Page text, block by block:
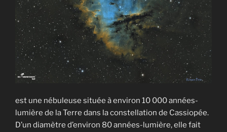
est une nébuleuse située à environ 10 000 années-
lumière de la Terre dans la constellation de Cassiopée.
D’un diamètre d’environ 80 années-lumière, elle fait